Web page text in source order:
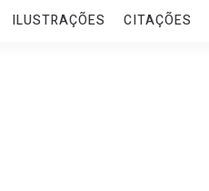
ILUSTRAÇÕES CITAÇÕES